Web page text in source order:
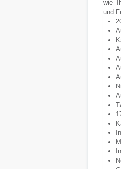
wie
und